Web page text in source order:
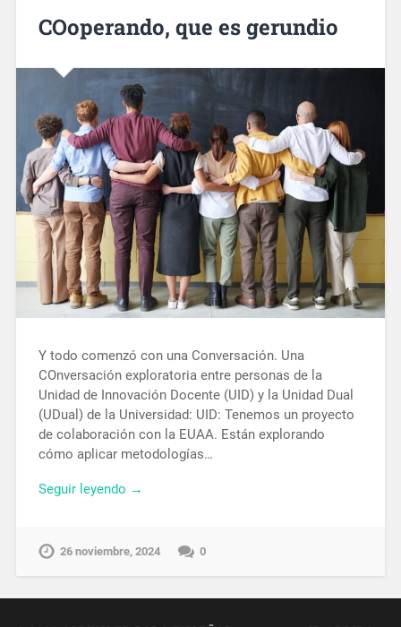
COoperando, que es gerundio
Y todo comenzó con una Conversación. Una
COnversación exploratoria entre personas de la
Unidad de Innovación Docente (UID) y la Unidad Dual
(UDual) de la Universidad: UID: Tenemos un proyecto
de colaboración con la EUAA. Están explorando
cómo aplicar metodologías…
Seguir leyendo →
26 noviembre, 2024 0